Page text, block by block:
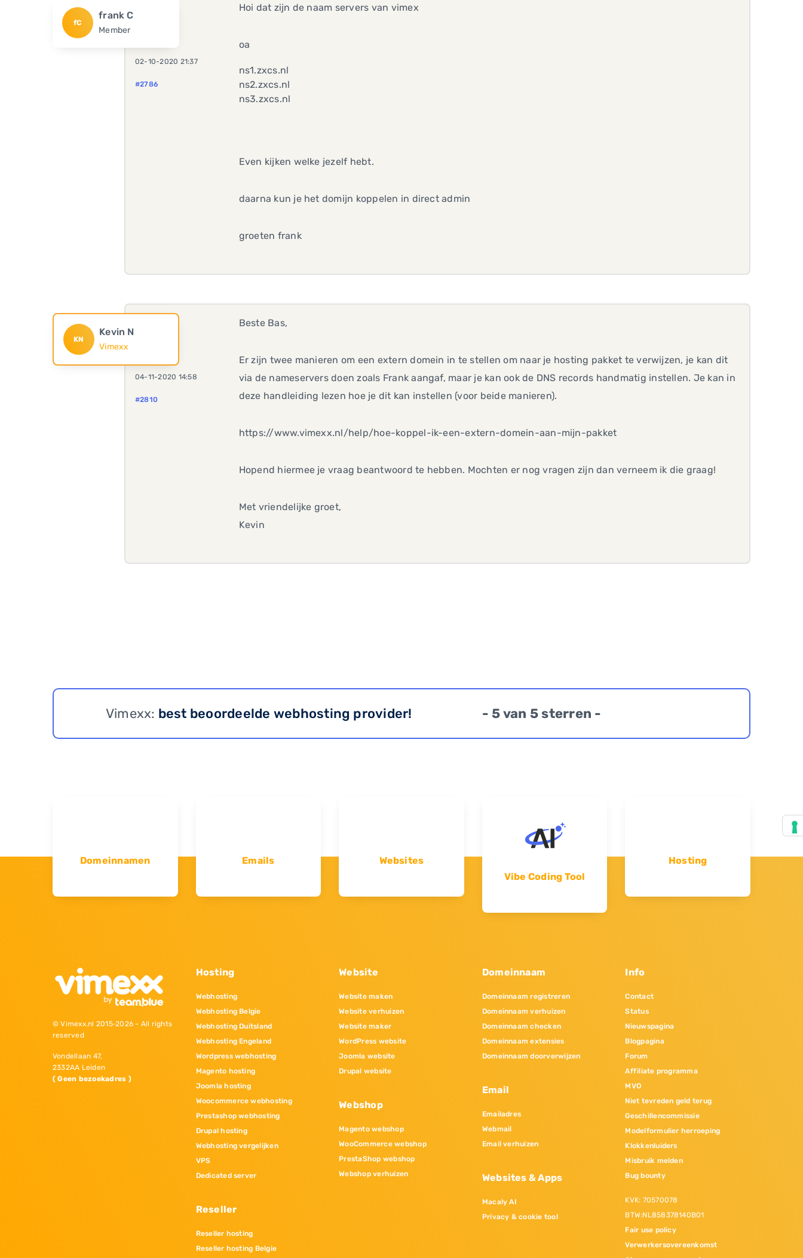
fC
frank C
Member
02-10-2020 21:37
#2786
Hoi dat zijn de naam servers van vimex
oa
ns1.zxcs.nl
ns2.zxcs.nl
ns3.zxcs.nl
Even kijken welke jezelf hebt.
daarna kun je het domijn koppelen in direct admin
groeten frank
KN
Kevin N
Vimexx
04-11-2020 14:58
#2810
Beste Bas,
Er zijn twee manieren om een extern domein in te stellen om naar je hosting pakket te verwijzen, je kan dit
via de nameservers doen zoals Frank aangaf, maar je kan ook de DNS records handmatig instellen. Je kan in
deze handleiding lezen hoe je dit kan instellen (voor beide manieren).
https://www.vimexx.nl/help/hoe-koppel-ik-een-extern-domein-aan-mijn-pakket
Hopend hiermee je vraag beantwoord te hebben. Mochten er nog vragen zijn dan verneem ik die graag!
Met vriendelijke groet,
Kevin
Vimexx: best beoordeelde webhosting provider! - 5 van 5 sterren -
Domeinnamen Emails
Websites
Vibe Coding Tool
Hosting
© Vimexx.nl 2015‐2026 - All rights
reserved
Vondellaan 47,
2332AA Leiden
( Geen bezoekadres )
Hosting
Webhosting
Webhosting Belgie
Webhosting Duitsland
Webhosting Engeland
Wordpress webhosting
Magento hosting
Joomla hosting
Woocommerce webhosting
Prestashop webhosting
Drupal hosting
Webhosting vergelijken
VPS
Dedicated server
Reseller
Reseller hosting
Reseller hosting Belgie
Website
Website maken
Website verhuizen
Website maker
WordPress website
Joomla website
Drupal website
Webshop
Magento webshop
WooCommerce webshop
PrestaShop webshop
Webshop verhuizen
Domeinnaam
Domeinnaam registreren
Domeinnaam verhuizen
Domeinnaam checken
Domeinnaam extensies
Domeinnaam doorverwijzen
Email
Emailadres
Webmail
Email verhuizen
Websites & Apps
Macaly AI
Privacy & cookie tool
Info
Contact
Status
Nieuwspagina
Blogpagina
Forum
Affiliate programma
MVO
Niet tevreden geld terug
Geschillencommissie
Modelformulier herroeping
Klokkenluiders
Misbruik melden
Bug bounty
KVK: 70570078
BTW:NL858378140B01
Fair use policy
Verwerkersovereenkomst